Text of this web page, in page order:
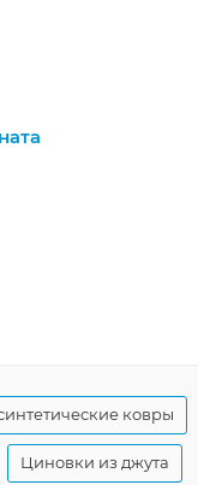
ковры
Циновки из джута